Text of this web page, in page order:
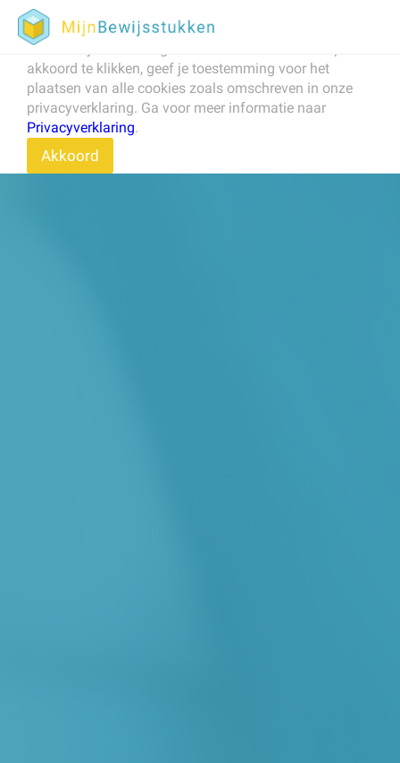
Om onze website te verbeteren, naar behoren te laten
werken, en om het verkeer op de website te analyseren
maken wij en derden gebruik van cookies. Door op
akkoord te klikken, geef je toestemming voor het
plaatsen van alle cookies zoals omschreven in onze
privacyverklaring. Ga voor meer informatie naar
Privacyverklaring.
Akkoord